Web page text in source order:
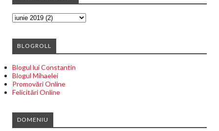
BLOGROLL
Blogul lui Constantin
Blogul Mihaelei
Promovări Online
Felicitări Online
DOMENIU